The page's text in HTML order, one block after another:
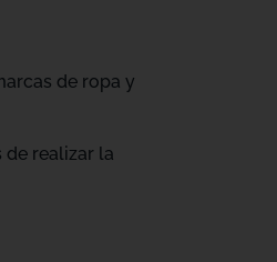
de ropa y
realizar la